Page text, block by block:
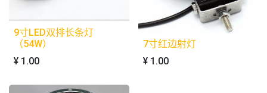
9寸LED双排长条灯
（54W）
¥ 1.00
7寸红边射灯
¥ 1.00